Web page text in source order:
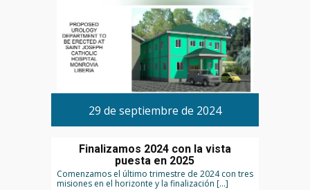
29 de septiembre de 2024
Finalizamos 2024 con la vista
puesta en 2025
Comenzamos el último trimestre de 2024 con tres
misiones en el horizonte y la finalización […]